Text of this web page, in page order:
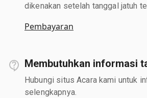
dikenakan setelah tanggal jatuh
Pembayaran
Membutuhkan informasi
Hubungi situs Acara kami untuk
selengkapnya.